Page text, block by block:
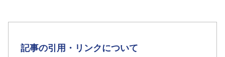
記事の引用・リンクについて